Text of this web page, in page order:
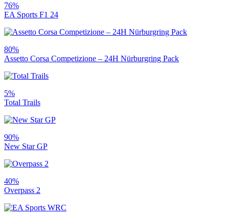
76%
EA Sports F1 24
80%
Assetto Corsa Competizione – 24H Nürburgring Pack
5%
Total Trails
90%
New Star GP
40%
Overpass 2